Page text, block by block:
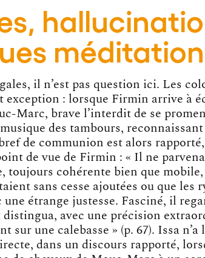
il n’est pas question ici. Les
exception : lorsque Firmin arrive à
Marc, brave l’interdit de se
des tambours,
de communion est alors rapporté,
de vue de Firmin : « Il ne
toujours cohérente bien que mobile,
sans cesse ajoutées ou que les
étrange justesse. Fasciné, il
avec une précision
sur une calebasse » (p. 67). Issa
dans un discours rapporté,